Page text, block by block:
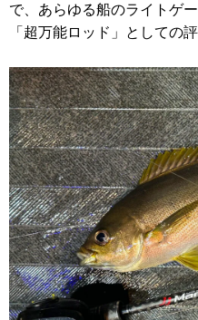
で、あらゆる船のライトゲ
「超万能ロッド」としての